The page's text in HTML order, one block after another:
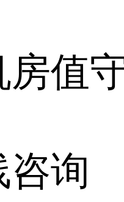
房值
询